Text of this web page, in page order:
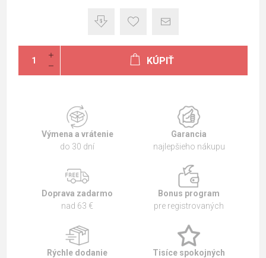
KÚPIŤ
Výmena a vrátenie
do 30 dní
Garancia
najlepšieho nákupu
Doprava zadarmo
nad 63 €
Bonus program
pre registrovaných
Rýchle dodanie
Tisíce spokojných